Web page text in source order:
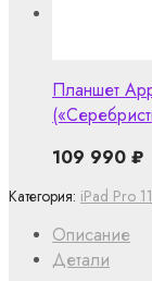
Описание
Детали
Категория: iPad Pro 11
Планшет
109 990 ₽